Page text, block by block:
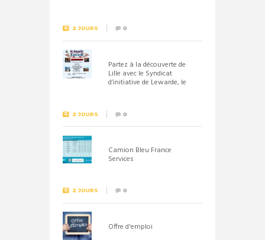
2 JOURS 0
Partez à la découverte de
Lille avec le Syndicat
d’initiative de Lewarde, le
2 JOURS 0
Camion Bleu France
Services
2 JOURS 0
Offre d'emploi